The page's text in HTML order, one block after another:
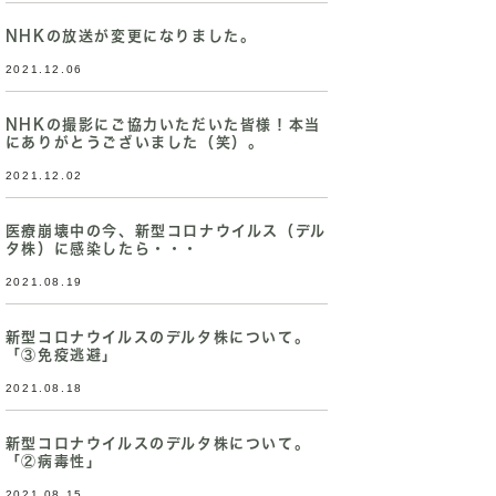
NHKの放送が変更になりました。
2021.12.06
NHKの撮影にご協力いただいた皆様！本当
にありがとうございました（笑）。
2021.12.02
医療崩壊中の今、新型コロナウイルス（デル
タ株）に感染したら・・・
2021.08.19
新型コロナウイルスのデルタ株について。
「③免疫逃避」
2021.08.18
新型コロナウイルスのデルタ株について。
「②病毒性」